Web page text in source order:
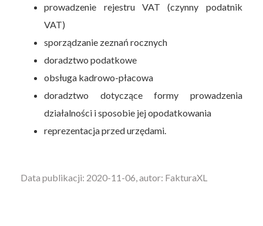
prowadzenie rejestru VAT (czynny podatnik
VAT)
sporządzanie zeznań rocznych
doradztwo podatkowe
obsługa kadrowo-płacowa
doradztwo dotyczące formy prowadzenia
działalności i sposobie jej opodatkowania
reprezentacja przed urzędami.
Data publikacji: 2020-11-06, autor: FakturaXL